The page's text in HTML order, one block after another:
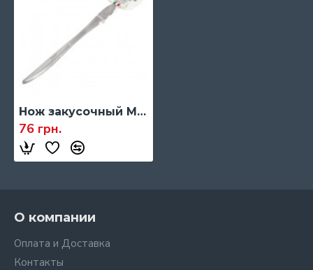
Нож закусочный MAZHURA MILANO 18/C, 19,5 см.
76 грн.
О компании
Оплата и Доставка
Контакты